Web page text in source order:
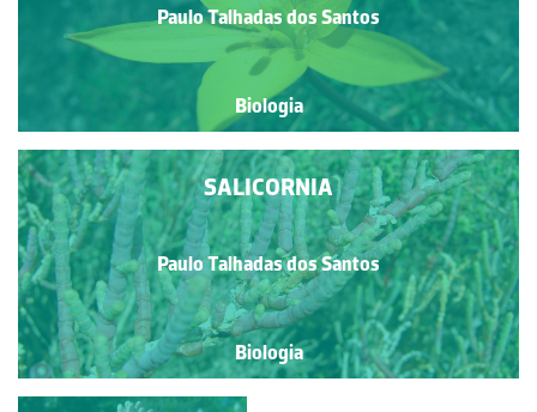
Paulo Talhadas dos Santos
Biologia
SALICORNIA
Paulo Talhadas dos Santos
Biologia